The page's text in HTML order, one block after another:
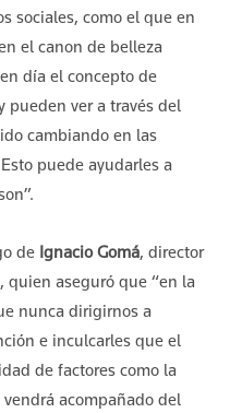
sociales, como el que en
el canon de belleza
día el concepto de
pueden ver a través del
cambiando en las
puede ayudarles a
de Ignacio Gomá, director
quien aseguró que “en la
nunca dirigirnos a
e inculcarles que el
de factores como la
acompañado del